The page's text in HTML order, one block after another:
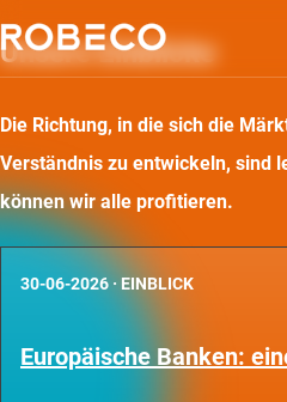
Unsere Einblicke
Die Richtung, in die sich die
Verständnis zu entwickeln, sind
können wir alle profitieren.
30-06-2026 · EINBLICK
Europäische Banken: